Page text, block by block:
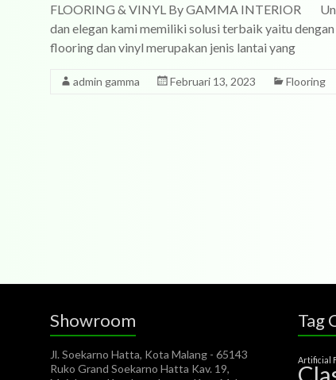
FLOORING & VINYL By GAMMA INTERIOR
dan elegan kami memiliki solusi terbaik yaitu
flooring dan vinyl merupakan jenis lantai yang
admin gamma Februari 13, 2023 Flooring
Showroom
Jl. Soekarno Hatta, Kota Malang - 65143
Ruko Grand Soekarno Hatta Kav. 19,
Tag
Artificial